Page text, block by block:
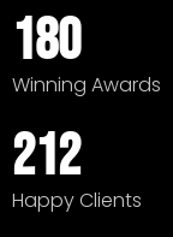
180
Winning Awards
212
Happy Clients